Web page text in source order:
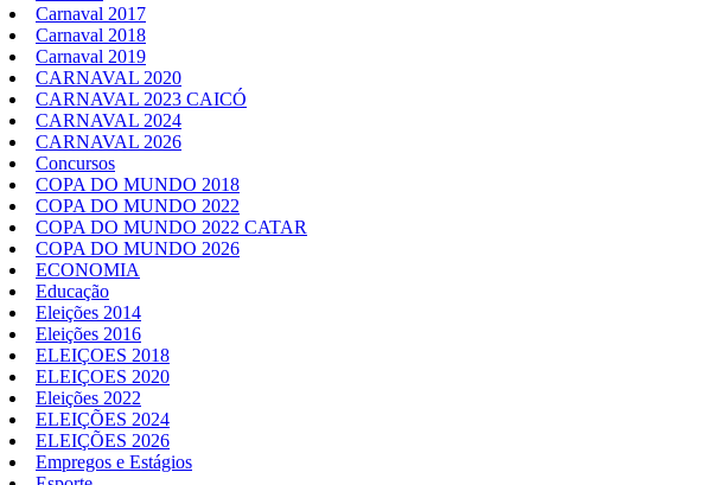
Carnaval 2017
Carnaval 2018
Carnaval 2019
CARNAVAL 2020
CARNAVAL 2023 CAICÓ
CARNAVAL 2024
CARNAVAL 2026
Concursos
COPA DO MUNDO 2018
COPA DO MUNDO 2022
COPA DO MUNDO 2022 CATAR
COPA DO MUNDO 2026
ECONOMIA
Educação
Eleições 2014
Eleições 2016
ELEIÇOES 2018
ELEIÇOES 2020
Eleições 2022
ELEIÇÕES 2024
ELEIÇÕES 2026
Empregos e Estágios